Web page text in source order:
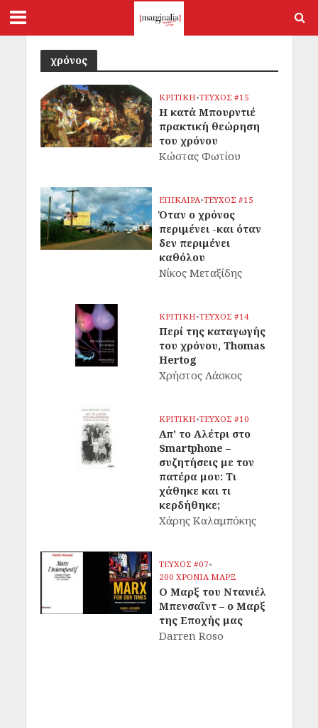
χρόνος
ΚΡΙΤΙΚΗ•ΤΕΥΧΟΣ #15
Η κατά Μπουρντιέ
πρακτική θεώρηση
του χρόνου
Κώστας Φωτίου
ΕΠΙΚΑΙΡΑ•ΤΕΥΧΟΣ #15
Όταν ο χρόνος
περιμένει -και όταν
δεν περιμένει
καθόλου
Νίκος Μεταξίδης
ΚΡΙΤΙΚΗ•ΤΕΥΧΟΣ #14
Περί της καταγωγής
του χρόνου, Thomas
Hertog
Χρήστος Λάσκος
ΚΡΙΤΙΚΗ•ΤΕΥΧΟΣ #10
Απ’ το Αλέτρι στο
Smartphone –
συζητήσεις με τον
πατέρα μου: Τι
χάθηκε και τι
κερδήθηκε;
Χάρης Καλαμπόκης
ΤΕΥΧΟΣ #07•
200 ΧΡΟΝΙΑ ΜΑΡΞ
Ο Μαρξ του Ντανιέλ
Μπενσαΐντ – ο Μαρξ
της Εποχής μας
Darren Roso